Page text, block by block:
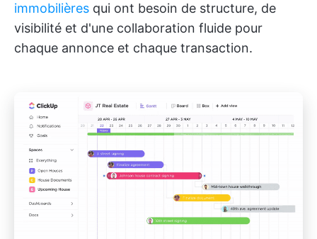
immobilières qui ont besoin de structure, de
visibilité et d'une collaboration fluide pour
chaque annonce et chaque transaction.